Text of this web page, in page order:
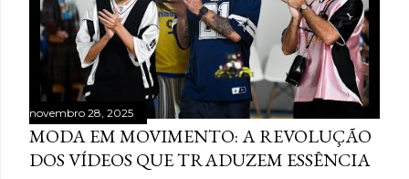
novembro 28, 2025
MODA EM MOVIMENTO: A REVOLUÇÃO
DOS VÍDEOS QUE TRADUZEM ESSÊNCIA